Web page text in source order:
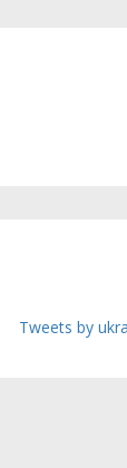
Tweets by